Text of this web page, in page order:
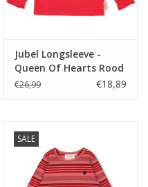
Jubel Longsleeve -
Queen Of Hearts Rood
€26,99 €18,89
SALE